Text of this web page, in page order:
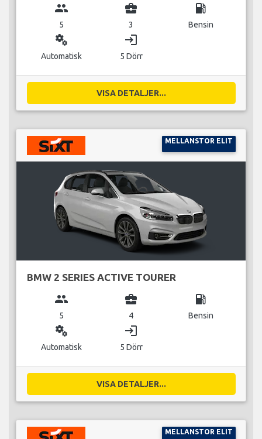
group
5
business_center
3
local_gas_station
Bensin
miscellaneous_services
Automatisk
login
5 Dörr
VISA DETALJER...
MELLANSTOR ELIT
BMW 2 SERIES ACTIVE TOURER
group
5
business_center
4
local_gas_station
Bensin
miscellaneous_services
Automatisk
login
5 Dörr
VISA DETALJER...
MELLANSTOR ELIT